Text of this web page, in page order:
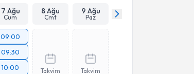
7 Ağu
Cum
8 Ağu
Cmt
9 Ağu
Paz
09:00
09:30
10:00
Takvim
Takvim